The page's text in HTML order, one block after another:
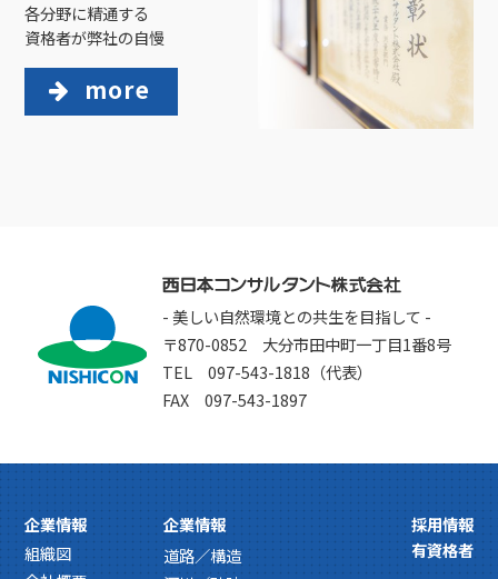
各分野に精通する
資格者が弊社の自慢
more
- 美しい自然環境との共生を目指して -
〒870-0852 大分市田中町一丁目1番8号
TEL 097-543-1818（代表）
FAX 097-543-1897
企業情報
組織図
企業情報
道路／構造
採用情報
有資格者